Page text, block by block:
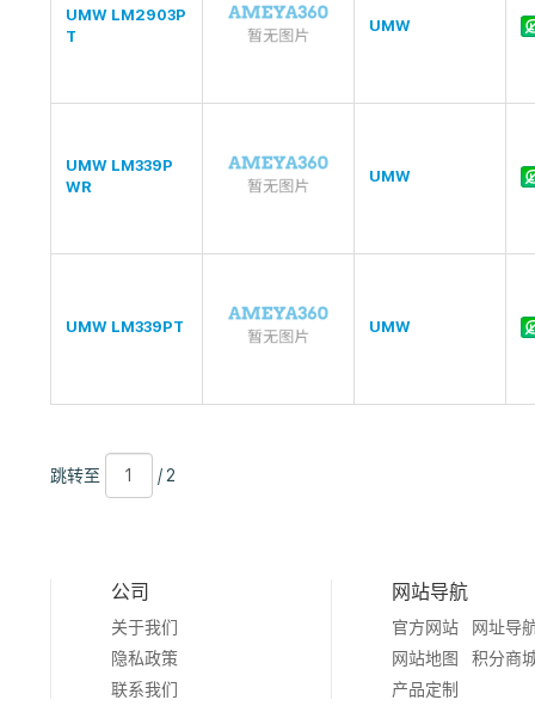
UMW LM2903P
T
UMW
UMW LM339P
WR
UMW
UMW LM339PT UMW
跳
转
跳转至
2
/ 2
公司
关于我们
隐私政策
联系我们
网站导航
官方网站
网址导
网站地图
积分商
产品定制